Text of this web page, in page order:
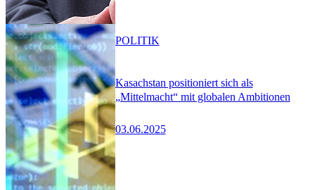
Kasachstan positioniert sich als
„Mittelmacht“ mit globalen Ambitionen
03.06.2025
POLITIK